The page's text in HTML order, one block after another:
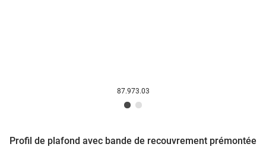
87.973.03
Profil de plafond avec bande de recouvrement prémontée